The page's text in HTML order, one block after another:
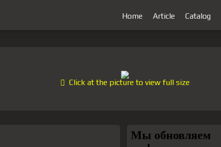
Home Article Catalog
Click at the picture to view full size